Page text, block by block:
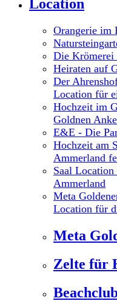
Location
Orangerie im
Die Krömerei
Heiraten auf
Der
Location für
Hochzeit im
Goldnen
E&E - Die
Hochzeit am
Ammerland
Saal
Ammerland
Meta
Location für
Meta
Zelte für